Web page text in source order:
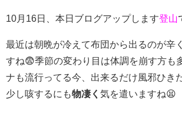
10月16日、本日ブログアップします登山
最近は朝晩が冷えて布団から出るのが辛
すね😨季節の変わり目は体調を崩す方も
ナも流行ってる今、出来るだけ風邪ひき
少し咳するにも物凄く 気を遣いますね😫